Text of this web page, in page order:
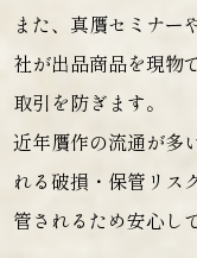
また、真贋セミナー
社が出品商品を現物
取引を防ぎます。
近年贋作の流通が多
れる破損・保管リス
管されるため安心し